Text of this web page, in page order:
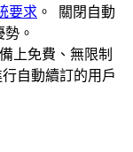
要求 。 關閉自動
。
上免費、無限制
自動續訂的用戶